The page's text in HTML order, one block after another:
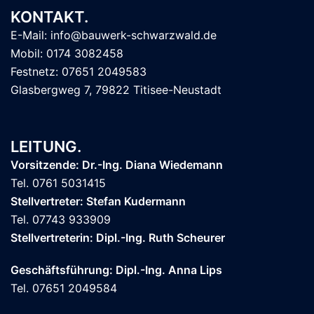
KONTAKT.
E-Mail: info@bauwerk-schwarzwald.de
Mobil: 0174 3082458
Festnetz: 07651 2049583
Glasbergweg 7, 79822 Titisee-Neustadt
LEITUNG.
Vorsitzende: Dr.-Ing. Diana Wiedemann
Tel. 0761 5031415
Stellvertreter: Stefan Kudermann
Tel. 07743 933909
Stellvertreterin: Dipl.-Ing. Ruth Scheurer
Geschäftsführung: Dipl.-Ing. Anna Lips
Tel. 07651 2049584